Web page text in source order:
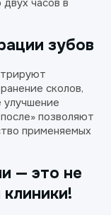
часов в
зубов
сколов,
улучшение
позволяют
применяемых
— это не